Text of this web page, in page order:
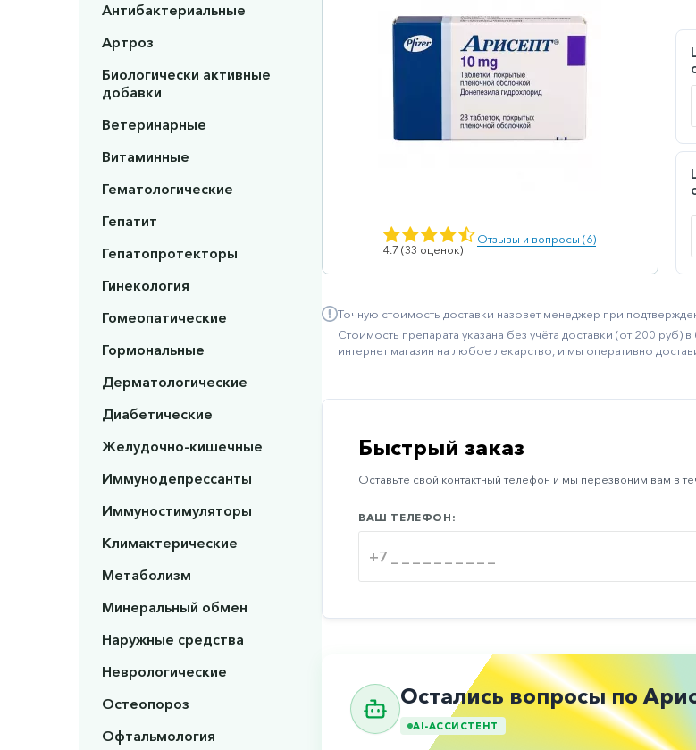
Антибактериальные
Артроз
Биологически активные
добавки
Ветеринарные
Витаминные
Гематологические
Гепатит
Гепатопротекторы
Гинекология
Гомеопатические
Гормональные
Дерматологические
Диабетические
Желудочно-кишечные
Иммунодепрессанты
Иммуностимуляторы
Климактерические
Метаболизм
Минеральный обмен
Наружные средства
Неврологические
Остеопороз
Офтальмология
4.7 (33 оценок)
Отзывы и вопросы (6)
Точную стоимость доставки назовет менеджер при
Стоимость препарата указана без учёта доставки (от 200
интернет магазин на любое лекарство, и мы оперативно
Быстрый заказ
Оставьте свой контактный телефон и мы перезвоним вам в
ВАШ ТЕЛЕФОН:
Остались вопросы по
AI-АССИСТЕНТ